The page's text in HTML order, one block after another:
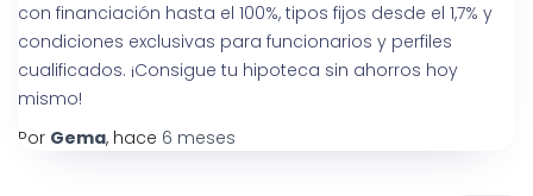
con financiación hasta el 100%, tipos fijos desde el 1,7% y
condiciones exclusivas para funcionarios y perfiles
cualificados. ¡Consigue tu hipoteca sin ahorros hoy
mismo!
Por Gema, hace 6 meses